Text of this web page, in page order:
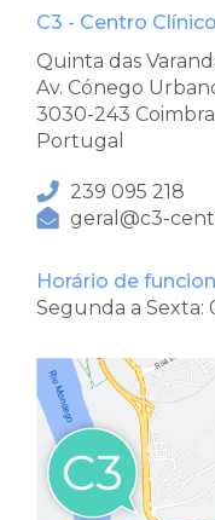
C3 - Centro
Quinta das
Av. Cónego
3030-243 Coimbra
Portugal
239 095 218
geral@c3-
Horário de
Segunda a Sexta: